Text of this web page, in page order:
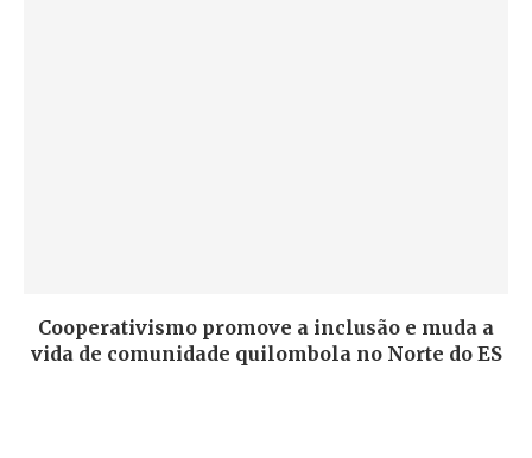
Cooperativismo promove a inclusão e muda a
vida de comunidade quilombola no Norte do ES